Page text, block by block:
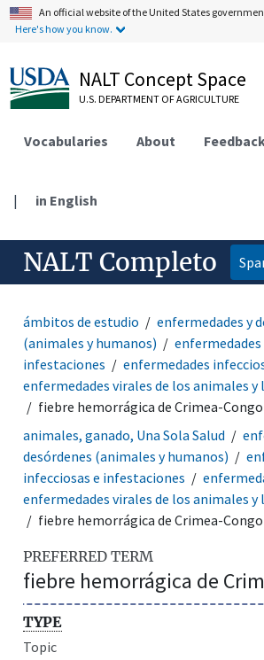
An official website of the United States
Here's how you know.
NALT Concept Space
U.S. DEPARTMENT OF AGRICULTURE
Vocabularies About
| in English
NALT Completo
ámbitos de estudio
enfermedades y
(animales y humanos)
infestaciones
enfermedades
enfermedades virales de los animales y
fiebre hemorrágica de Crimea-Congo
animales, ganado, Una Sola Salud
desórdenes (animales y humanos)
infecciosas e infestaciones
enfermedades virales de los animales y
fiebre hemorrágica de Crimea-Congo
PREFERRED TERM
fiebre hemorrágica de
TYPE
Topic